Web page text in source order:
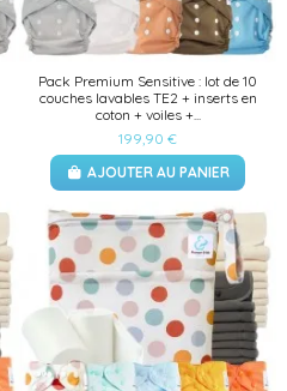
Pack Premium Sensitive : lot de 10
couches lavables TE2 + inserts en
coton + voiles +...
199,90 €
AJOUTER AU PANIER